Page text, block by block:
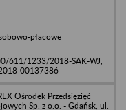
płacowe
611/1233/2018-SAK-WJ,
00137386
Ośrodek Przedsięzięć
Sp. z o.o. - Gdańsk, ul.